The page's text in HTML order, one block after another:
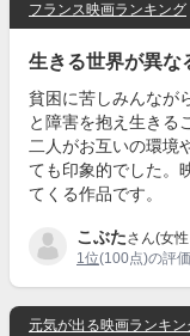
フランス映画ランキング
生きる世界が異な
貧困に苦しみんなが
と障害を抱え生きる
二人がお互いの環境
ても印象的でした。
てくる作品です。
こぶたさん(女
1位(100点)の評価
元気が出る映画ランキン